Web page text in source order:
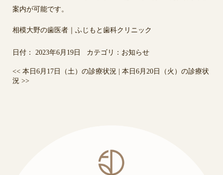
案内が可能です。
相模大野の歯医者｜ふじもと歯科クリニック
日付： 2023年6月19日 カテゴリ： お知らせ
<< 本日6月17日（土）の診療状況
本日6月20日（火）の診療状
況 >>